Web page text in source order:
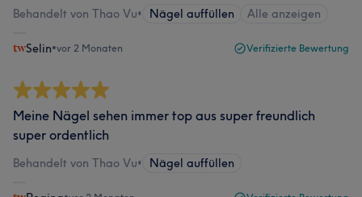
Behandelt von Thao Vu• Nägel auffüllen Alle anzeigen
Selin•vor 2 Monaten Verifizierte Bewertung
Meine Nägel sehen immer top aus super freundlich
super ordentlich
Behandelt von Thao Vu• Nägel auffüllen